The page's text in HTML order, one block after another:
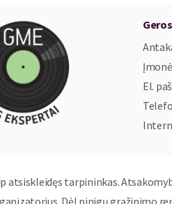
El.
atsiskleidęs tarpininkas.
Dėl pinigų grąžinimo